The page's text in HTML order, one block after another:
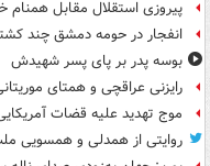
پیروزی استقلال مقابل همنام
انفجار در حومه دمشق چند
بوسه‌ پدر بر پای پسر شهیدش
رایزنی عراقچی و همتای
موج تهدید علیه قضات
روایتی از همدلی و همسویی